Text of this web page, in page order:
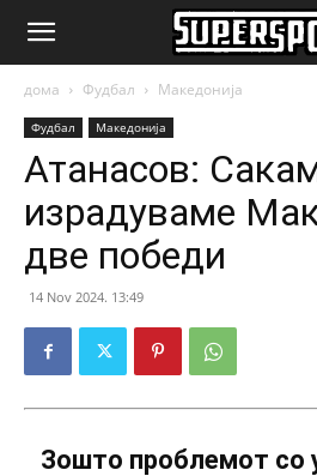
SuperSport.mk
дома Фудбал Македонија
Фудбал Македонија
Атанасов:
израдуваме
две победи
14 Nov 2024. 13:49
Зошто проблемот со